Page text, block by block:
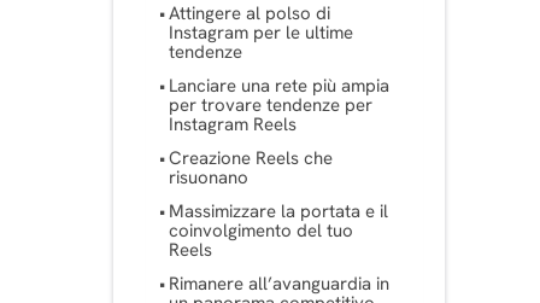
Attingere al polso di
Instagram per le ultime
tendenze
Lanciare una rete più ampia
per trovare tendenze per
Instagram Reels
Creazione Reels che
risuonano
Massimizzare la portata e il
coinvolgimento del tuo
Reels
Rimanere all’avanguardia in